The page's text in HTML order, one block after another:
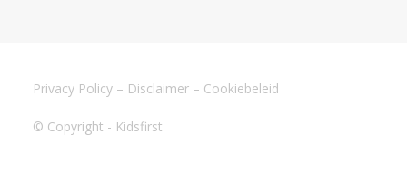
© Copyright - Kidsfirst
Privacy Policy – Disclaimer – Cookiebeleid